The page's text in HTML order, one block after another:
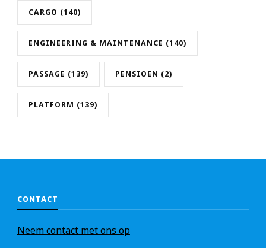
CARGO (140)
ENGINEERING & MAINTENANCE (140)
PASSAGE (139) PENSIOEN (2)
PLATFORM (139)
CONTACT
Neemcontact met ons op